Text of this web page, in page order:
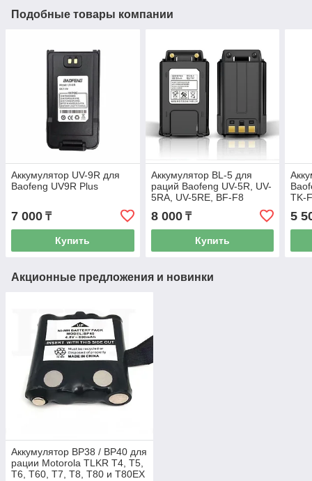
Подобные товары компании
Аккумулятор UV-9R для
Baofeng UV9R Plus
7 000 ₸
Купить
Аккумулятор BL-5 для
раций Baofeng UV-5R, UV-
5RA, UV-5RE, BF-F8
8 000₸
Купить
TK-
5
Акционные предложения и новинки
Аккумулятор BP38 / BP40 для
рации Motorola TLKR Т4, Т5,
Т6, Т60, Т7, Т8, Т80 и Т80EX